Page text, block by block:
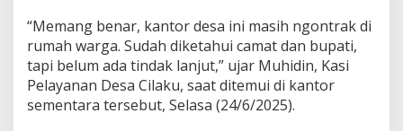
N
g
o
n
t
r
“Memang benar, kantor desa ini masih ngontrak di
rumah warga. Sudah diketahui camat dan bupati,
tapi belum ada tindak lanjut,” ujar Muhidin, Kasi
Pelayanan Desa Cilaku, saat ditemui di kantor
sementara tersebut, Selasa (24/6/2025).